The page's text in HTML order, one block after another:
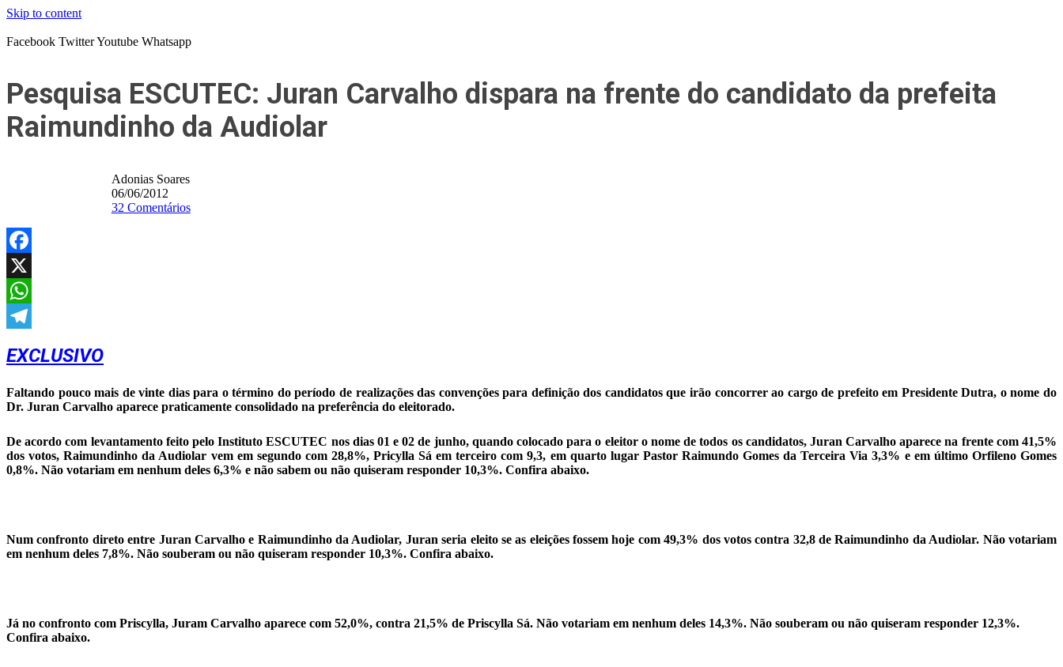
Skip to content
Facebook TwitterYoutube Whatsapp
Pesquisa ESCUTEC: Juran Carvalho dispara na frente do candidato da prefeita
Raimundinho da Audiolar
Adonias Soares
06/06/2012
32 Comentários
Facebook
X
WhatsApp
EXCLUSIVO
Faltando pouco mais de vinte dias para o término do período de realizações das convenções para definição dos candidatos que irão concorrer ao cargo de prefeito em Presidente Dutra, o nome do
Dr. Juran Carvalho aparece praticamente consolidado na preferência do eleitorado.
De acordo com levantamento feito pelo Instituto ESCUTEC nos dias 01 e 02 de junho, quando colocado para o eleitor o nome de todos os candidatos, Juran Carvalho aparece na frente com 41,5%
dos votos, Raimundinho da Audiolar vem em segundo com 28,8%, Pricylla Sá em terceiro com 9,3, em quarto lugar Pastor Raimundo Gomes da Terceira Via 3,3% e em último Orfileno Gomes
0,8%. Não votariam em nenhum deles 6,3% e não sabem ou não quiseram responder 10,3%. Confira abaixo.
Num confronto direto entre Juran Carvalho e Raimundinho da Audiolar, Juran seria eleito se as eleições fossem hoje com 49,3% dos votos contra 32,8 de Raimundinho da Audiolar. Não votariam
em nenhum deles 7,8%. Não souberam ou não quiseram responder 10,3%. Confira abaixo.
Já no confronto com Priscylla, Juram Carvalho aparece com 52,0%, contra 21,5% de Priscylla Sá. Não votariam em nenhum deles 14,3%. Não souberam ou não quiseram responder 12,3%.
Confira abaixo.